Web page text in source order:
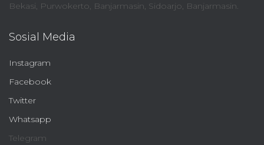
Bekasi, Purwokerto, Banjarmasin, Sidoarjo, Banjarmasin.
Sosial Media
Instagram
Facebook
Twitter
Whatsapp
Telegram